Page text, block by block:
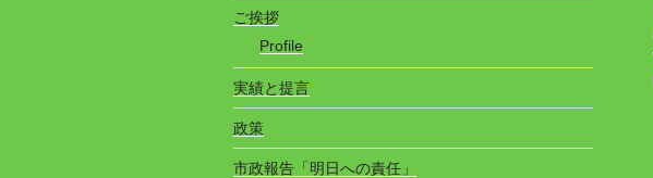
ご挨拶
Profile
実績と提言
政策
市政報告「明日への責任」